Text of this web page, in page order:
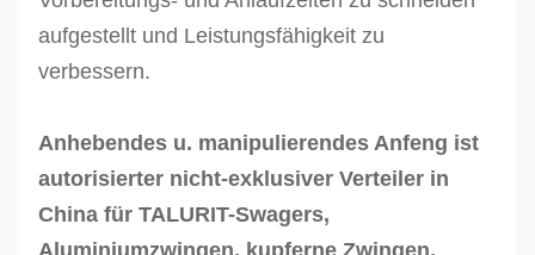
± 0,4
40 44 88
44
52
57,2
61,6
aufgestellt und Leistungsfähigkeit zu
verbessern.
Anhebendes u. manipulierendes Anfeng ist
autorisierter nicht-exklusiver Verteiler in
China für TALURIT-Swagers,